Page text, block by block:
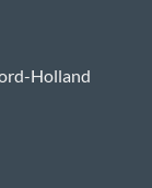
Holland